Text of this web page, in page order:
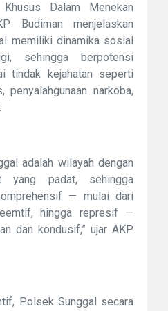
Dalam Menekan
Budiman menjelaskan
memiliki dinamika sosial
sehingga berpotensi
tindak kejahatan seperti
penyalahgunaan narkoba,
adalah wilayah dengan
yang padat, sehingga
— mulai dari
hingga represif —
dan kondusif,” ujar AKP
Polsek Sunggal secara